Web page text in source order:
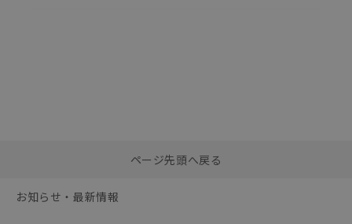
括ダウンロード
ページ先頭へ戻る
お知らせ・最新情報